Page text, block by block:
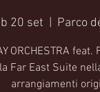
20 set Parco
ORCHESTRA
Far East Suite
arrangiamenti